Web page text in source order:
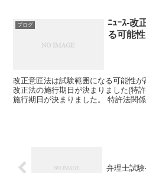
ブログ
ﾆｭｰｽ-改
る可能
改正意匠法は試験範囲になる可能性
改正法の施行期日が決まりました(特
施行期日が決まりました。 特許法関
弁理士試